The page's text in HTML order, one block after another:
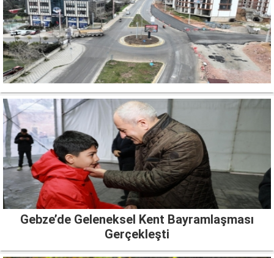
Gebze’de Geleneksel Kent Bayramlaşması
Gerçekleşti